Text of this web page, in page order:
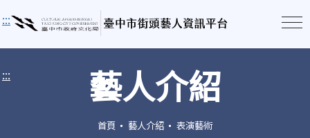
:::
::: 藝人介紹
首頁 藝人介紹 表演藝術